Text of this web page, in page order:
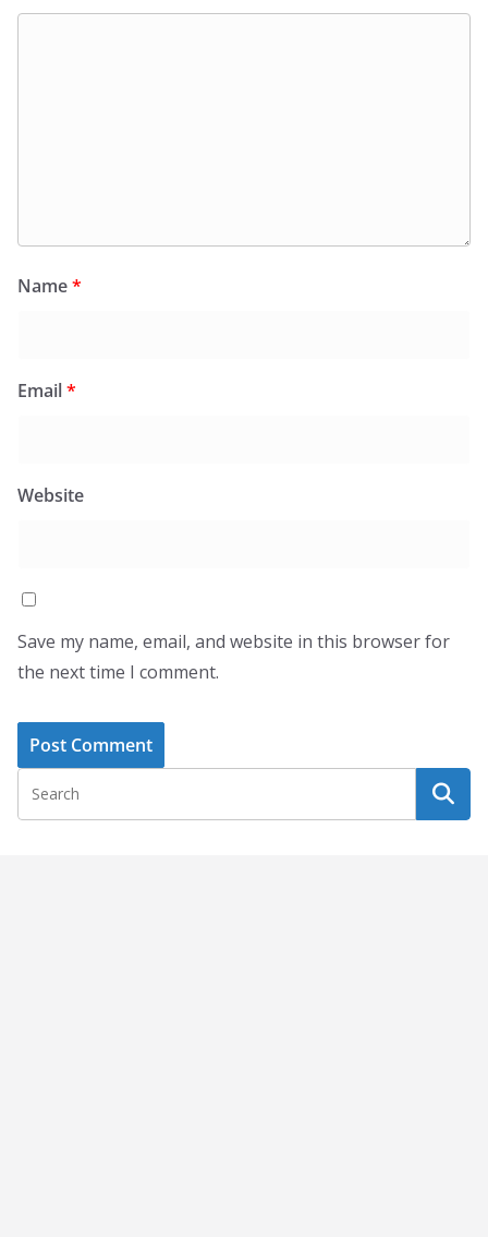
Name*
Email*
Website
Save my name, email, and website in this browser for
the next time I comment.